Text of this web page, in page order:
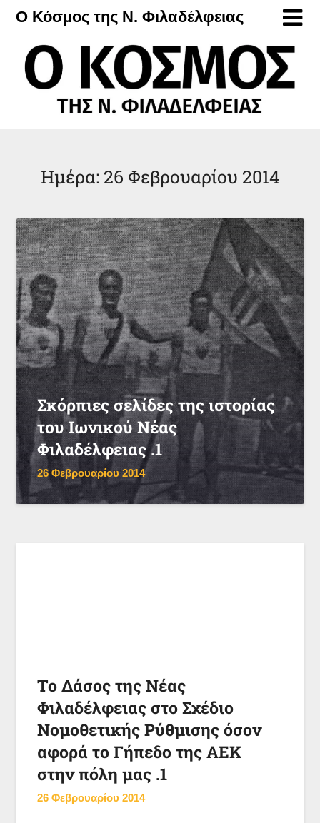
Μετάβαση
περιεχόμενο
Ο Κόσμος της Ν. Φιλαδέλφειας
Ημέρα: 26 Φεβρουαρίου 2014
Σκόρπιες σελίδες της ιστορίας
του Ιωνικού Νέας
Φιλαδέλφειας .1
26 Φεβρουαρίου 2014
Το Δάσος της Νέας
Φιλαδέλφειας στο Σχέδιο
Νομοθετικής Ρύθμισης όσον
αφορά το Γήπεδο της ΑΕΚ
στην πόλη μας .1
26 Φεβρουαρίου 2014